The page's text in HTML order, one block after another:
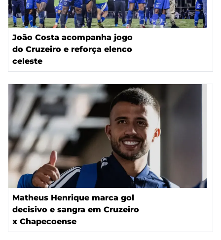
João Costa acompanha jogo
do Cruzeiro e reforça elenco
celeste
Matheus Henrique marca gol
decisivo e sangra em Cruzeiro
x Chapecoense